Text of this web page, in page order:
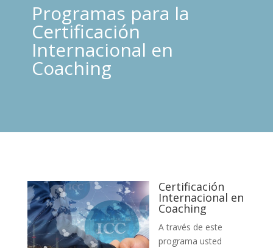
Programas para la
Certificación
Internacional en
Coaching
Certificación
Internacional en
Coaching
A través de este
programa usted